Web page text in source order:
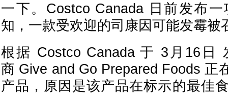
一下。Costco Canada 日前发布
知，一款受欢迎的司康因可能发霉被
根据 Costco Canada 于 3月16日
商 Give and Go Prepared Foods 正
产品，原因是该产品在标示的最佳